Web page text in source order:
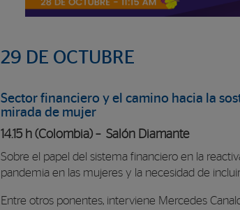
29 DE OCTUBRE
Sector financiero y el camino hacia la
mirada de mujer
14.15 h (Colombia) – Salón Diamante
Sobre el papel del sistema financiero en la
pandemia en las mujeres y la necesidad de
Entre otros ponentes, interviene Mercedes